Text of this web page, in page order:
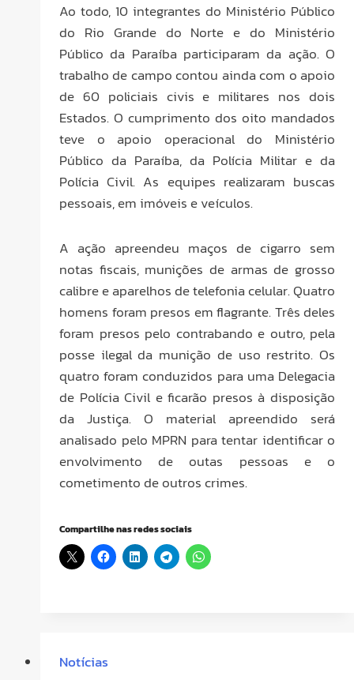
Ao todo, 10 integrantes do Ministério Público
do Rio Grande do Norte e do Ministério
Público da Paraíba participaram da ação. O
trabalho de campo contou ainda com o apoio
de 60 policiais civis e militares nos dois
Estados. O cumprimento dos oito mandados
teve o apoio operacional do Ministério
Público da Paraíba, da Polícia Militar e da
Polícia Civil. As equipes realizaram buscas
pessoais, em imóveis e veículos.
A ação apreendeu maços de cigarro sem
notas fiscais, munições de armas de grosso
calibre e aparelhos de telefonia celular. Quatro
homens foram presos em flagrante. Três deles
foram presos pelo contrabando e outro, pela
posse ilegal da munição de uso restrito. Os
quatro foram conduzidos para uma Delegacia
de Polícia Civil e ficarão presos à disposição
da Justiça. O material apreendido será
analisado pelo MPRN para tentar identificar o
envolvimento de outas pessoas e o
cometimento de outros crimes.
Compartilhe nas redes sociais
Notícias